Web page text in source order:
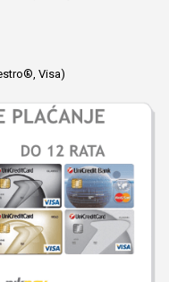
Visa)